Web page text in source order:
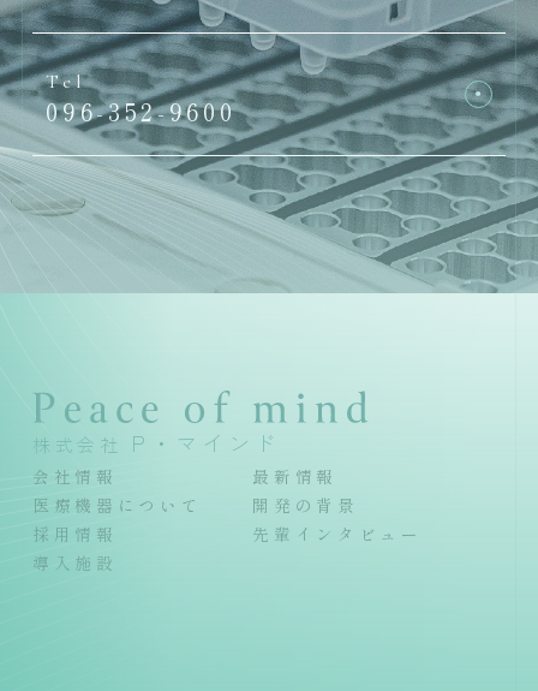
Tel
096-352-9600
株式会社 P・マインド
会社情報
最新情報
医療機器について
開発の背景
採用情報
先輩インタビュー
導入施設